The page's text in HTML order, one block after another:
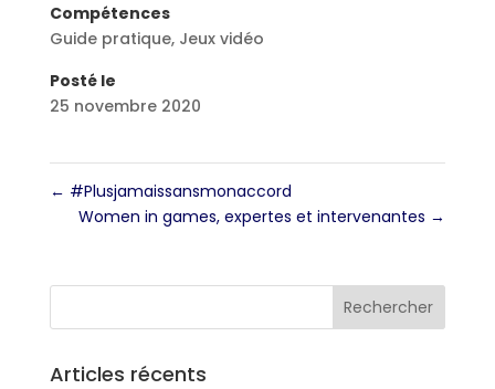
Compétences
Guide pratique, Jeux vidéo
Posté le
25 novembre 2020
← #Plusjamaissansmonaccord
Women in games, expertes et intervenantes →
Articles récents